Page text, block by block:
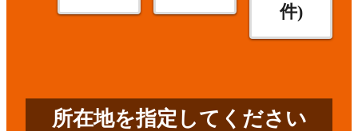
件)
所在地を指定してください